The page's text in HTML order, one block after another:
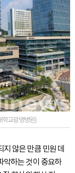
학교광명병원)
않은 만큼 민원 데
악하는 것이 중요하